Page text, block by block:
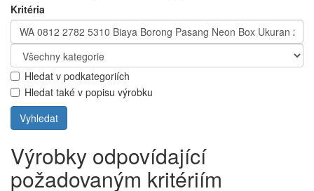
Kritéria
Hledat v podkategoriích
Hledat také v popisu výrobku
Výrobky odpovídající
požadovaným kritériím